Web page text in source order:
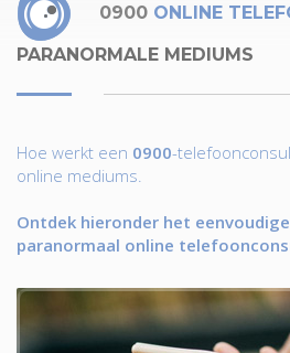
0900 ONLINE
PARANORMALE MEDIUMS
Hoe werkt een 0900-
online mediums.
Ontdek hieronder het
paranormaal online